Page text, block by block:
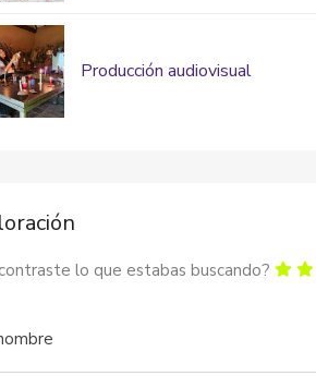
Producción audiovisual
lo que estabas buscando?